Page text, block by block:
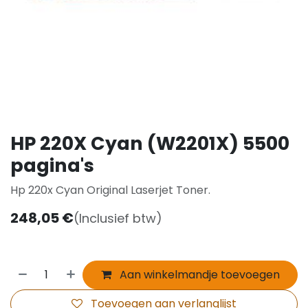
HP 220X Cyan (W2201X) 5500
pagina's
Hp 220x Cyan Original Laserjet Toner.
248,05€(Inclusief btw)
Aan winkelmandje toevoegen
Toevoegen aan verlanglijst